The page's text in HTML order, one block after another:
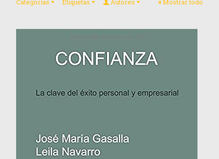
Categorías Etiquetas Autores Mostrar todo